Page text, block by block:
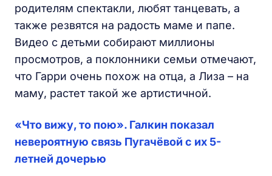
родителям спектакли, любят танцевать, а
также резвятся на радость маме и папе.
Видео с детьми собирают миллионы
просмотров, а поклонники семьи отмечают,
что Гарри очень похож на отца, а Лиза – на
маму, растет такой же артистичной.
«Что вижу, то пою». Галкин показал
невероятную связь Пугачёвой с их 5-
летней дочерью